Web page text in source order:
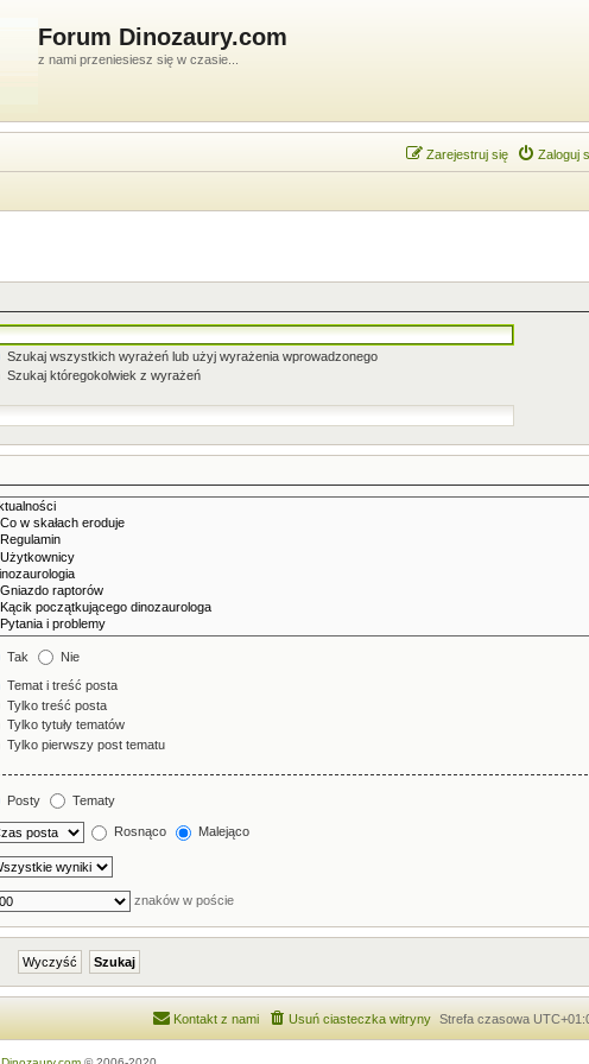
Forum Dinozaury.com
z nami przeniesiesz się w czasie...
Zaloguj
Zarejestruj się
Szukaj wszystkich wyrażeń lub użyj wyrażenia wprowadzonego
Szukaj któregokolwiek z wyrażeń
Tak Nie
Temat i treść posta
Tylko treść posta
Tylko tytuły tematów
Tylko pierwszy post tematu
Posty Tematy
Rosnąco Malejąco
znaków w poście
Strefa czasowa
Usuń ciasteczka witryny
Kontakt z nami